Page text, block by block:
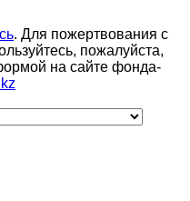
. Для пожертвования с
пожалуйста,
на сайте фонда-